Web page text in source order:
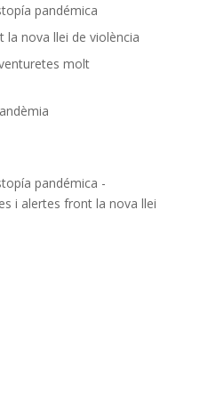
pandémica
la nova llei de violència
molt
pandémica -
i alertes front la nova llei